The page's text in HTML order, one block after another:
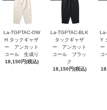
La-TGPTAC-OW
H タックギャザ
ー アンカット
コール 生成り
18,150円(税込)
La-TGPTAC-BLK
タックギャザ
ー アンカット
コール ブラッ
ク
18,150円(税込)
Y
ー
コ